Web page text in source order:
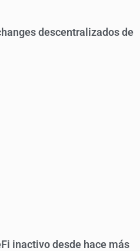
descentralizados de
inactivo desde hace más